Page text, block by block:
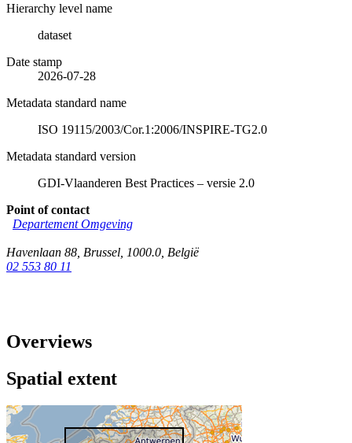
Hierarchy level name
dataset
Date stamp
2026-07-28
Metadata standard name
ISO 19115/2003/Cor.1:2006/INSPIRE-TG2.0
Metadata standard version
GDI-Vlaanderen Best Practices – versie 2.0
Point of contact
Departement Omgeving
Havenlaan 88 Brussel 1000.0 België
02 553 80 11
Overviews
Spatial extent